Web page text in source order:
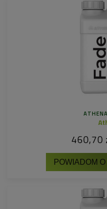
460,70
POWIADOM